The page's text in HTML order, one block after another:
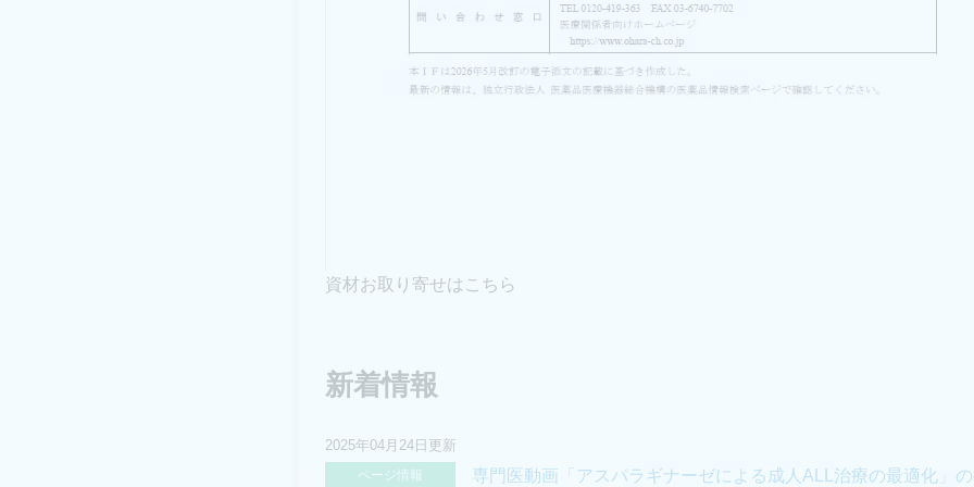
資材お取り寄せはこちら
新着情報
2025年04月24日更新
ページ情報 専門医動画「アスパラギナーゼによる成人ALL治療の最適化」